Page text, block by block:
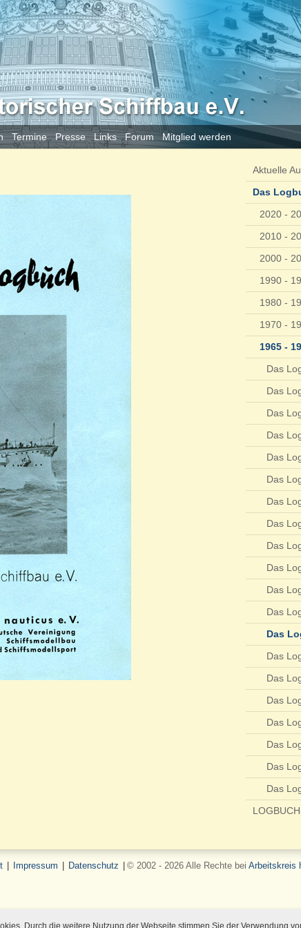
Termine Presse Links Forum Mitglied werden
Aktuelle
Das
2020 -
2010 -
2000 -
1990 -
1980 -
1970 -
1965 -
Das
Das
Das
Das
Das
Das
Das
Das
Das
Das
Das
Das
Das
Das
Das
Das
Das
Das
Das
Das
Impressum Datenschutz © 2002 - 2026 Alle Rechte bei Arbeitskreis
Durch die weitere Nutzung der Webseite stimmen Sie der Verwendung